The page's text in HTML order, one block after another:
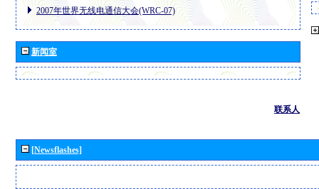
2007年世界无线电通信大会(WRC-07)
新闻室
联系人
[Newsflashes]